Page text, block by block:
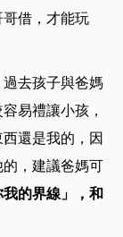
借，才能玩
過去孩子與爸媽
易禮讓小孩，
還是我的，因
，建議爸媽可
的界線」，和